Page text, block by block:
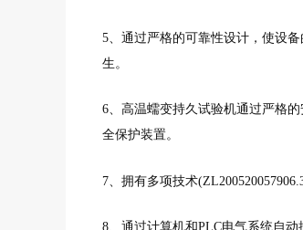
5、通过严格的可靠性设计，使设
生。
6、高温蠕变持久试验机通过严格
全保护装置。
7、拥有多项技术
8、通过计算机和PLC电气系统自